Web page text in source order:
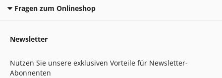
Fragen zum Onlineshop
Newsletter
Nutzen Sie unsere exklusiven Vorteile für Newsletter-
Abonnenten